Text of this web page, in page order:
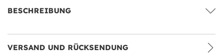
BESCHREIBUNG
VERSAND UND RÜCKSENDUNG